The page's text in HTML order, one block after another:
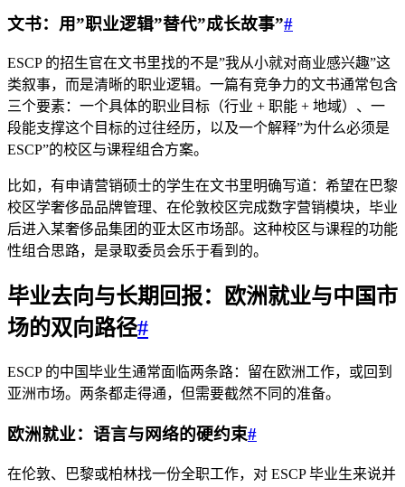
文书：用”职业逻辑”替代”成长故事”#
ESCP 的招生官在文书里找的不是”我从小就对商业感兴趣”这
类叙事，而是清晰的职业逻辑。一篇有竞争力的文书通常包含
三个要素：一个具体的职业目标（行业 + 职能 + 地域）、一
段能支撑这个目标的过往经历，以及一个解释”为什么必须是
ESCP”的校区与课程组合方案。
比如，有申请营销硕士的学生在文书里明确写道：希望在巴黎
校区学奢侈品品牌管理、在伦敦校区完成数字营销模块，毕业
后进入某奢侈品集团的亚太区市场部。这种校区与课程的功能
性组合思路，是录取委员会乐于看到的。
毕业去向与长期回报：欧洲就业与中国市
场的双向路径#
ESCP 的中国毕业生通常面临两条路：留在欧洲工作，或回到
亚洲市场。两条都走得通，但需要截然不同的准备。
欧洲就业：语言与网络的硬约束#
在伦敦、巴黎或柏林找一份全职工作，对 ESCP 毕业生来说并